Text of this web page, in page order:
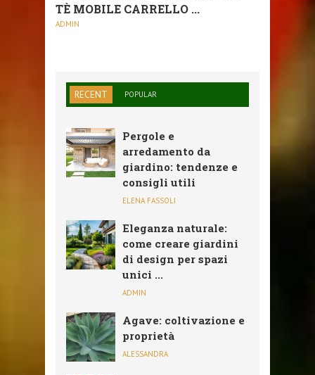
TÈ MOBILE CARRELLO ...
ADMIN
RECENT POPULAR
Pergole e
arredamento da
giardino: tendenze e
consigli utili
ELENA FASSOLI
Eleganza naturale:
come creare giardini
di design per spazi
unici ...
ADMIN
Agave: coltivazione e
proprietà
ALESSANDRA